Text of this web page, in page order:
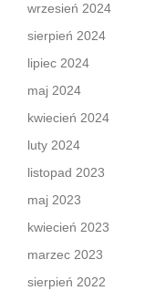
wrzesień 2024
sierpień 2024
lipiec 2024
maj 2024
kwiecień 2024
luty 2024
listopad 2023
maj 2023
kwiecień 2023
marzec 2023
sierpień 2022